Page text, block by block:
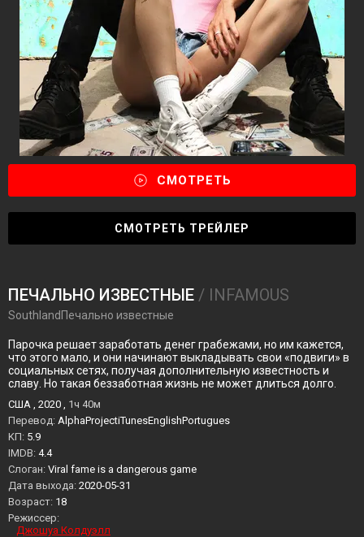
СМОТРЕТЬ
СМОТРЕТЬ ТРЕЙЛЕР
ПЕЧАЛЬНО ИЗВЕСТНЫЕ / INFAMOUS
SouthlandПечально известные
Парочка решает заработать денег грабежами, но им кажется,
что этого мало, и они начинают выкладывать свои «подвиги» в
социальных сетях, получая дополнительную известность и
славу. Но такая беззаботная жизнь не может длиться долго.
США , 2020 , 1ч 40м
Перевод: AlphaProjectiTunesEnglishPortugues
KП: 5.9
IMDB: 4.4
Слоган: Viral fame is a dangerous game
Дата выхода: 2020-05-31
Возраст: 18
Режиссер:
Джошуа Колдуэлл